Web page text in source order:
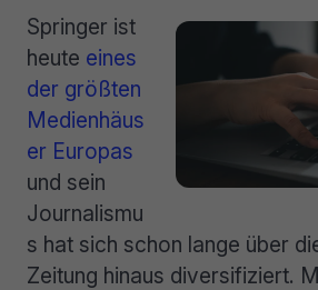
Springer ist
heute eines
der größten
Medienhäus
er Europas
und sein
Journalismu
s hat sich schon lange über
Zeitung hinaus diversifiziert.